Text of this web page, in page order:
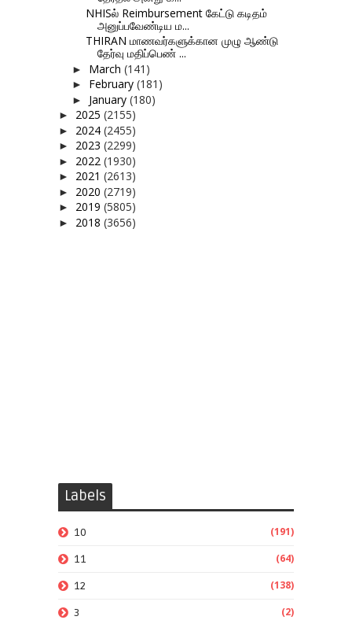
NHISல் Reimbursement கேட்டு கடிதம்
அனுப்பவேண்டிய ம...
THIRAN மாணவர்களுக்கான முழு ஆண்டு
தேர்வு மதிப்பெண் ...
► March (141)
► February (181)
► January (180)
► 2025 (2155)
► 2024 (2455)
► 2023 (2299)
► 2022 (1930)
► 2021 (2613)
► 2020 (2719)
► 2019 (5805)
► 2018 (3656)
Labels
10 (191)
11 (64)
12 (138)
3 (2)